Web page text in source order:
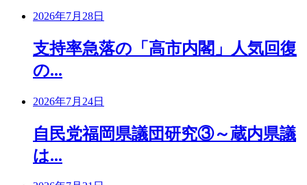
2026年7月28日
支持率急落の「高市内閣」人気回復
の...
2026年7月24日
自民党福岡県議団研究③～蔵内県議
は...